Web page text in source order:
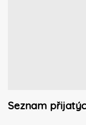
Seznam